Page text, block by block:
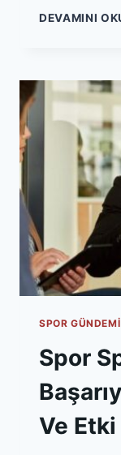
DEVAMINI
SPOR GÜNDEMI
Spor
Ve